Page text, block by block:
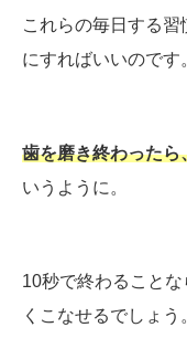
これらの毎日する
にすればいいのです
歯を磨き終わった
いうように。
10秒で終わること
くこなせるでしょう